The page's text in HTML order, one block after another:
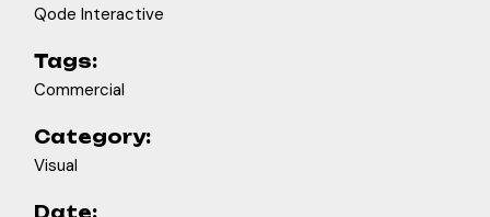
Qode Interactive
Tags:
Commercial
Category:
Visual
Date: